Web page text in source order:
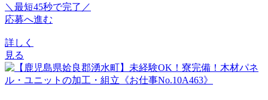
＼最短45秒で完了／
応募へ進む
詳しく
見る